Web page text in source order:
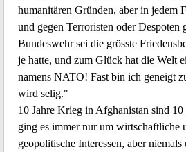
humanitären Gründen, aber in jedem
und gegen Terroristen oder Despoten
Bundeswehr sei die grösste
je hatte, und zum Glück hat die Welt
namens NATO! Fast bin ich geneigt
wird selig."
10 Jahre Krieg in Afghanistan sind
ging es immer nur um wirtschaftliche
geopolitische Interessen, aber